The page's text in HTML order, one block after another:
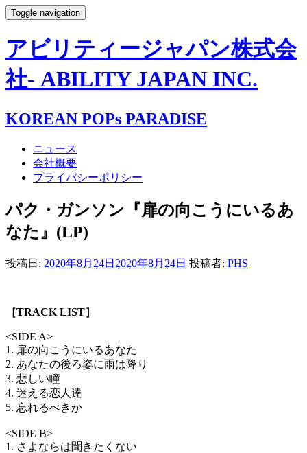
Toggle navigation
アビリティージャパン株式会
社- ABILITY JAPAN INC.
KOREAN POPs PARADISE
ニュース
会社概要
プライバシーポリシー
パク・ガンソン『扉の向こうにいるあ
なた』(LP)
投稿日: 2020年8月24日 2020年8月24日 投稿者: PHS
［TRACK LIST］
<SIDE A>
1. 扉の向こうにいるあなた
2. あなたの後ろ姿に雨は降り
3. 悲しい瞳
4. 迷える恋人達
5. 忘れるべきか
<SIDE B>
1. さよならは聞きたくない